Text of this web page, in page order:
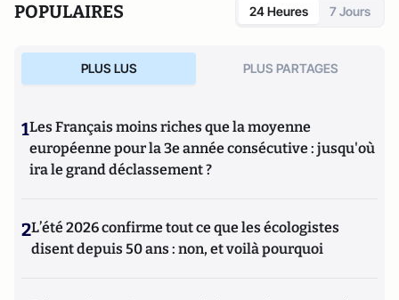
POPULAIRES 24 Heures 7 Jours
PLUS LUS PLUS PARTAGES
1Les Français moins riches que la moyenne
européenne pour la 3e année consécutive : jusqu'où
ira le grand déclassement ?
2L’été 2026 confirme tout ce que les écologistes
disent depuis 50 ans : non, et voilà pourquoi